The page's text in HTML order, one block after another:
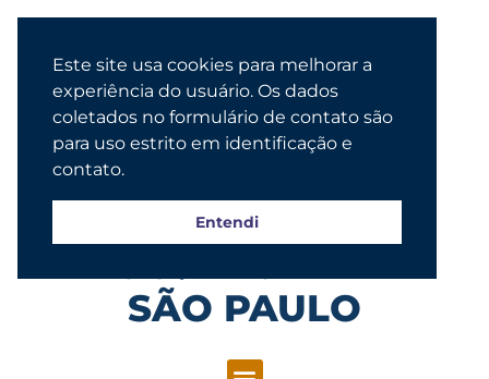
SÃO PAULO
Este site usa cookies para melhorar a
experiência do usuário. Os dados
coletados no formulário de contato são
para uso estrito em identificação e
contato.
Entendi